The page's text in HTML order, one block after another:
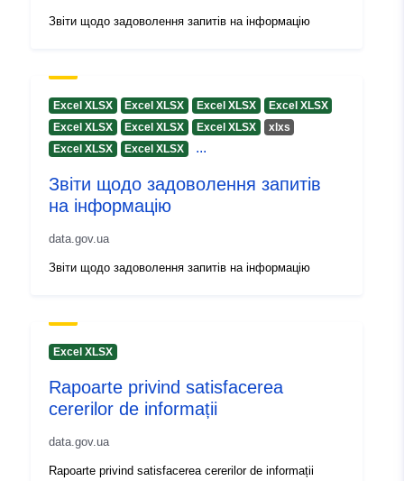
Звіти щодо задоволення запитів на інформацію
Excel XLSX Excel XLSX Excel XLSX
Excel XLSX
Excel XLSX
Excel XLSX Excel XLSX
xlxs
Excel XLSX
Excel XLSX ...
Звіти щодо задоволення запитів
на інформацію
data.gov.ua
Звіти щодо задоволення запитів на інформацію
Excel XLSX
Rapoarte privind satisfacerea
cererilor de informații
data.gov.ua
Rapoarte privind satisfacerea cererilor de informații